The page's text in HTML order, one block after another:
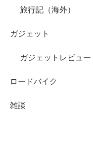
旅行記（海外）
ガジェット
ガジェットレビュー
ロードバイク
雑談